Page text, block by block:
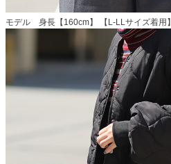
モデル 身長【160cm】 【L-LLサイズ着用】